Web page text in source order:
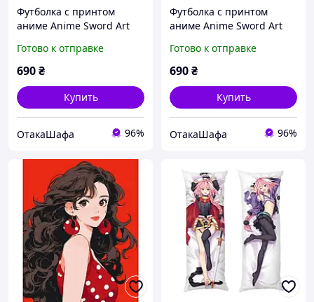
Футболка с принтом
аниме Anime Sword Art
Готово к отправке
690₴
Купить
ОтакаШафа 96%
Футболка с принтом
аниме Anime Sword Art
Готово к отправке
690₴
Купить
ОтакаШафа 96%